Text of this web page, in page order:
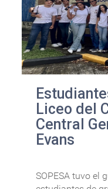
Liceo del
Central
Evans
SOPESA tuvo el